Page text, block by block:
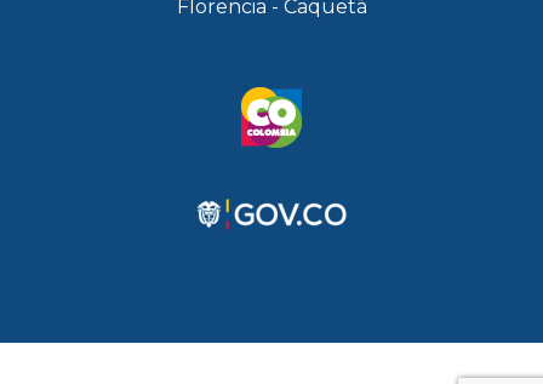
Florencia - Caquetá